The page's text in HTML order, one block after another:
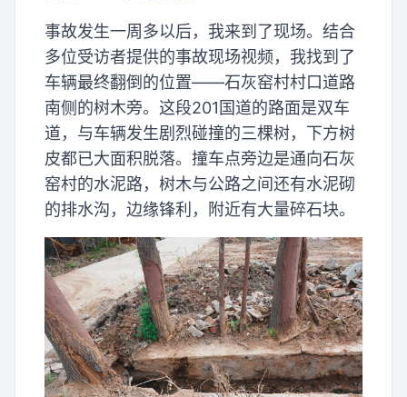
事故发生一周多以后，我来到了现场。结合
多位受访者提供的事故现场视频，我找到了
车辆最终翻倒的位置——石灰窑村村口道路
南侧的树木旁。这段201国道的路面是双车
道，与车辆发生剧烈碰撞的三棵树，下方树
皮都已大面积脱落。撞车点旁边是通向石灰
窑村的水泥路，树木与公路之间还有水泥砌
的排水沟，边缘锋利，附近有大量碎石块。